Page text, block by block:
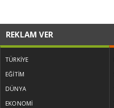
REKLAM VER
TÜRKİYE
EĞİTİM
DÜNYA
EKONOMİ